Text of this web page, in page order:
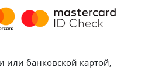
или банковской картой,